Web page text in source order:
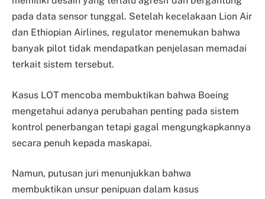
pada data sensor tunggal. Setelah kecelakaan Lion Air
dan Ethiopian Airlines, regulator menemukan bahwa
banyak pilot tidak mendapatkan penjelasan memadai
terkait sistem tersebut.
Kasus LOT mencoba membuktikan bahwa Boeing
mengetahui adanya perubahan penting pada sistem
kontrol penerbangan tetapi gagal mengungkapkannya
secara penuh kepada maskapai.
Namun, putusan juri menunjukkan bahwa
membuktikan unsur penipuan dalam kasus